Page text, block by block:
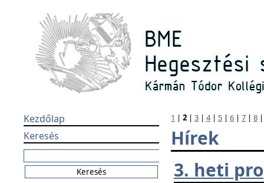
Kezdőlap
Keresés
1 | 2 | 3 | 4| 5 | 6 | 7 | 8
Hírek
3. heti